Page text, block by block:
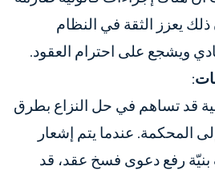
ذلك يعزز الثقة في النظام
ويشجع على احترام العقود.
:
قد تساهم في حل النزاع بطرق
المحكمة. عندما يتم إشعار
رفع دعوى فسخ عقد، قد